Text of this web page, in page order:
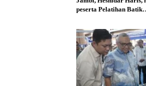
peserta Pelatihan